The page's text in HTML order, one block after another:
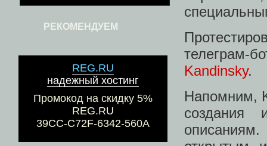
РЕКОМЕНДУЕМ
REG.RU
надежный хостинг
Промокод на скидку 5%
REG.RU
39CC-C72F-6342-560A
телеграм-
Kandinsky.
Напомним,
создания
описаниям.